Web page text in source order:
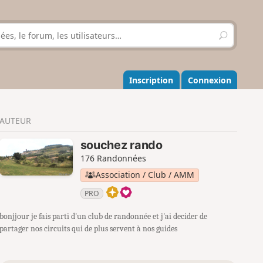
R
e
h
e
r
r
Inscription Connexion
AUTEUR
souchez rando
176 Randonnées
Association / Club / AMM
PRO
bonjjour je fais parti d'un club de randonnée et j'ai decider de
partager nos circuits qui de plus servent à nos guides